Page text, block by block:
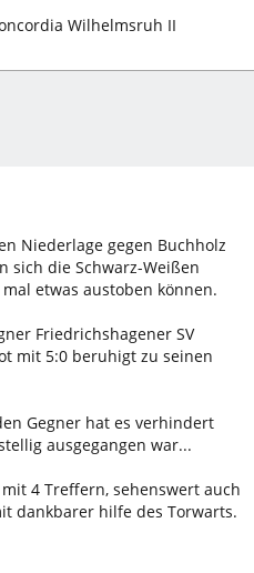
Wilhelmsruh II
Niederlage gegen Buchholz
sich die Schwarz-Weißen
etwas austoben können.
Friedrichshagener SV
mit 5:0 beruhigt zu seinen
Gegner hat es verhindert
ausgegangen war...
4 Treffern, sehenswert auch
dankbarer hilfe des Torwarts.